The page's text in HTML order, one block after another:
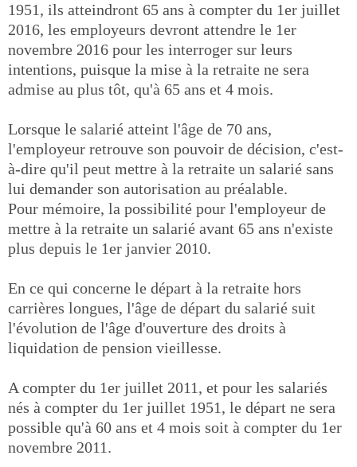
1951, ils atteindront 65 ans à compter du 1er juillet
2016, les employeurs devront attendre le 1er
novembre 2016 pour les interroger sur leurs
intentions, puisque la mise à la retraite ne sera
admise au plus tôt, qu'à 65 ans et 4 mois.
Lorsque le salarié atteint l'âge de 70 ans,
l'employeur retrouve son pouvoir de décision, c'est-
à-dire qu'il peut mettre à la retraite un salarié sans
lui demander son autorisation au préalable.
Pour mémoire, la possibilité pour l'employeur de
mettre à la retraite un salarié avant 65 ans n'existe
plus depuis le 1er janvier 2010.
En ce qui concerne le départ à la retraite hors
carrières longues, l'âge de départ du salarié suit
l'évolution de l'âge d'ouverture des droits à
liquidation de pension vieillesse.
A compter du 1er juillet 2011, et pour les salariés
nés à compter du 1er juillet 1951, le départ ne sera
possible qu'à 60 ans et 4 mois soit à compter du 1er
novembre 2011.